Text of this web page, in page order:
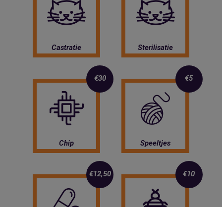
Castratie Sterilisatie
€30
Chip
€5
Speeltjes
€12,50 €10